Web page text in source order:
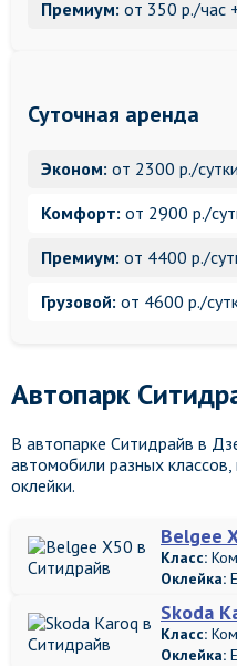
Премиум: от 350 р./час
Суточная аренда
Эконом: от 2300 р./
Комфорт: от 2900 р./
Премиум: от 4400 р./
Грузовой: от 4600 р./
Автопарк
В автопарке Ситидрайв в
автомобили разных
оклейки.
Belgee
Класс:
Оклейка:
Skoda
Класс:
Оклейка: